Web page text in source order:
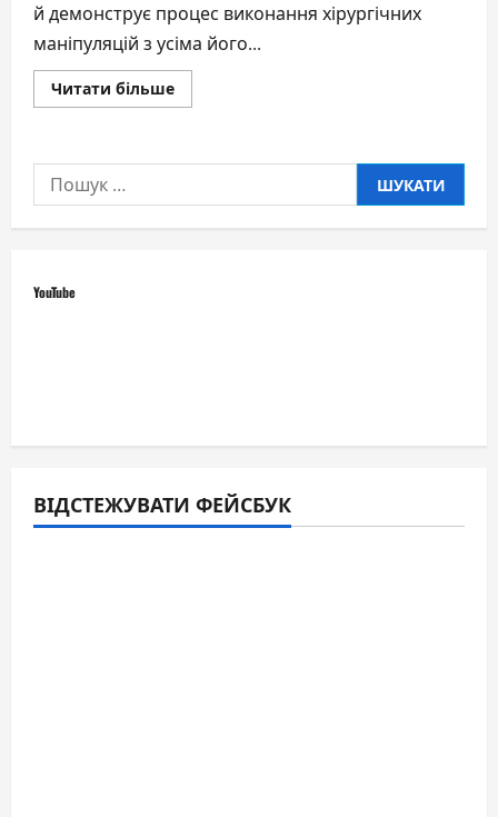
й демонструє процес виконання хірургічних
маніпуляцій з усіма його...
Читати більшеДокладніше
про
Дмитро
експертом
телепрограми
Пошук:
YouTube
ВІДСТЕЖУВАТИ ФЕЙСБУК